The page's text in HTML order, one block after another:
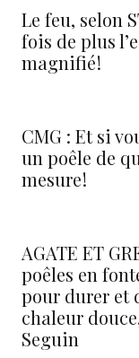
Le feu, selon
fois de plus
magnifié !
CMG : Et si
un poêle de
mesure !
AGATE ET
poêles en
pour durer et
chaleur
Seguin